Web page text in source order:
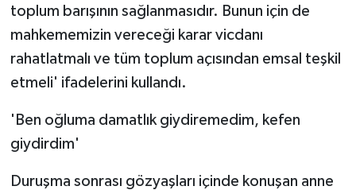
toplum barışının sağlanmasıdır. Bunun için de
mahkememizin vereceği karar vicdanı
rahatlatmalı ve tüm toplum açısından emsal teşkil
etmeli' ifadelerini kullandı.
'Ben oğluma damatlık giydiremedim, kefen
giydirdim'
Duruşma sonrası gözyaşları içinde konuşan anne